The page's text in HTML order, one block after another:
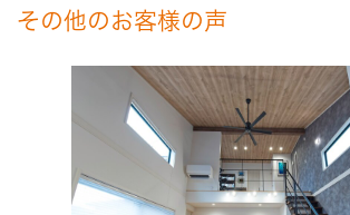
その他のお客様の声